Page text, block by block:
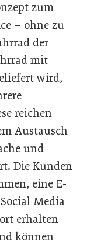
zum
– ohne zu
der
mit
wird,
reichen
Austausch
und
Die Kunden
eine E-
Media
erhalten
können